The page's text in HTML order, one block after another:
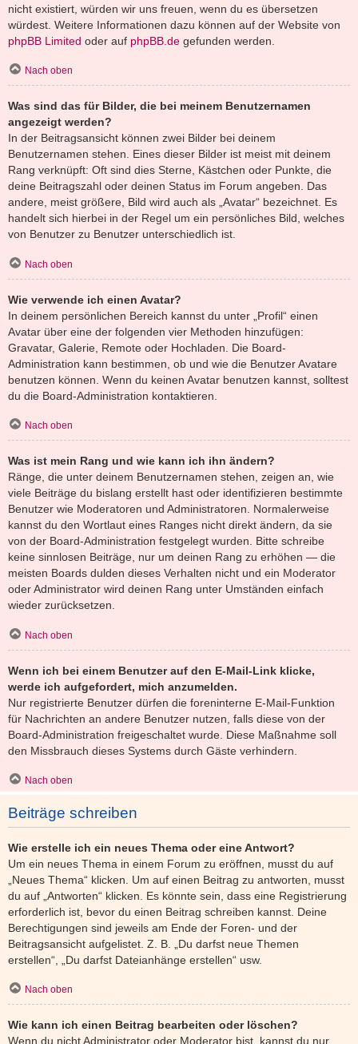
nicht existiert, würden wir uns freuen, wenn du es übersetzen
würdest. Weitere Informationen dazu können auf der Website von
phpBB Limited oder auf phpBB.de gefunden werden.
Nach oben
Was sind das für Bilder, die bei meinem Benutzernamen
angezeigt werden?
In der Beitragsansicht können zwei Bilder bei deinem
Benutzernamen stehen. Eines dieser Bilder ist meist mit deinem
Rang verknüpft: Oft sind dies Sterne, Kästchen oder Punkte, die
deine Beitragszahl oder deinen Status im Forum angeben. Das
andere, meist größere, Bild wird auch als „Avatar“ bezeichnet. Es
handelt sich hierbei in der Regel um ein persönliches Bild, welches
von Benutzer zu Benutzer unterschiedlich ist.
Nach oben
Wie verwende ich einen Avatar?
In deinem persönlichen Bereich kannst du unter „Profil“ einen
Avatar über eine der folgenden vier Methoden hinzufügen:
Gravatar, Galerie, Remote oder Hochladen. Die Board-
Administration kann bestimmen, ob und wie die Benutzer Avatare
benutzen können. Wenn du keinen Avatar benutzen kannst, solltest
du die Board-Administration kontaktieren.
Nach oben
Was ist mein Rang und wie kann ich ihn ändern?
Ränge, die unter deinem Benutzernamen stehen, zeigen an, wie
viele Beiträge du bislang erstellt hast oder identifizieren bestimmte
Benutzer wie Moderatoren und Administratoren. Normalerweise
kannst du den Wortlaut eines Ranges nicht direkt ändern, da sie
von der Board-Administration festgelegt wurden. Bitte schreibe
keine sinnlosen Beiträge, nur um deinen Rang zu erhöhen — die
meisten Boards dulden dieses Verhalten nicht und ein Moderator
oder Administrator wird deinen Rang unter Umständen einfach
wieder zurücksetzen.
Nach oben
Wenn ich bei einem Benutzer auf den E-Mail-Link klicke,
werde ich aufgefordert, mich anzumelden.
Nur registrierte Benutzer dürfen die foreninterne E-Mail-Funktion
für Nachrichten an andere Benutzer nutzen, falls diese von der
Board-Administration freigeschaltet wurde. Diese Maßnahme soll
den Missbrauch dieses Systems durch Gäste verhindern.
Nach oben
Beiträge schreiben
Wie erstelle ich ein neues Thema oder eine Antwort?
Um ein neues Thema in einem Forum zu eröffnen, musst du auf
„Neues Thema“ klicken. Um auf einen Beitrag zu antworten, musst
du auf „Antworten“ klicken. Es könnte sein, dass eine Registrierung
erforderlich ist, bevor du einen Beitrag schreiben kannst. Deine
Berechtigungen sind jeweils am Ende der Foren- und der
Beitragsansicht aufgelistet. Z. B. „Du darfst neue Themen
erstellen“, „Du darfst Dateianhänge erstellen“ usw.
Nach oben
Wie kann ich einen Beitrag bearbeiten oder löschen?
Wenn du nicht Administrator oder Moderator bist, kannst du nur